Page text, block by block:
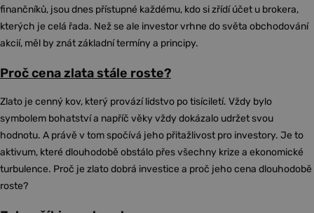
finančníků, jsou dnes přístupné každému, kdo si zřídí účet u brokera,
kterých je celá řada. Než se ale investor vrhne do světa obchodování
akcií, měl by znát základní termíny a principy.
Proč cena zlata stále roste?
Zlato je cenný kov, který provází lidstvo po tisíciletí. Vždy bylo
symbolem bohatství a napříč věky vždy dokázalo udržet svou
hodnotu. A právě v tom spočívá jeho přitažlivost pro investory. Je to
aktivum, které dlouhodobě obstálo přes všechny krize a ekonomické
turbulence. Proč je zlato dobrá investice a proč jeho cena dlouhodobě
roste?